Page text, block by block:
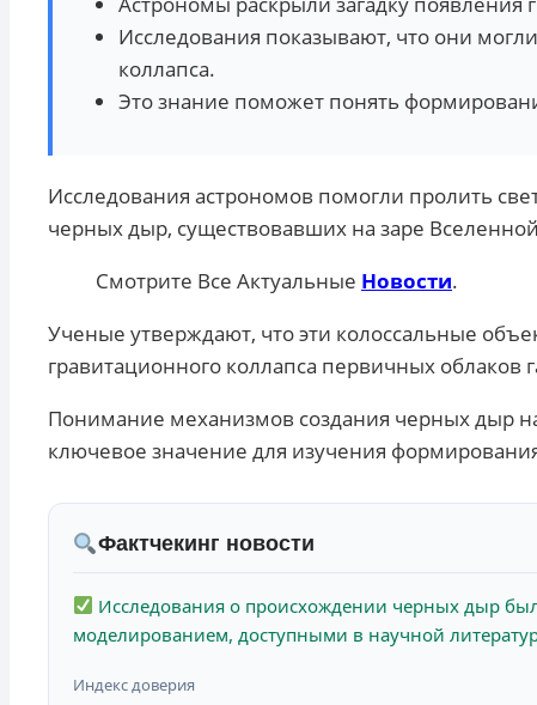
Исследования показывают, что они
коллапса.
Это знание поможет понять
Исследования астрономов помогли пролить
черных дыр, существовавших на заре
Смотрите Все Актуальные Новости.
Ученые утверждают, что эти колоссальные
гравитационного коллапса первичных облаков
Понимание механизмов создания черных дыр
ключевое значение для изучения
Фактчекинг новости
Исследования о происхождении черных дыр
моделированием, доступными в научной
Индекс доверия